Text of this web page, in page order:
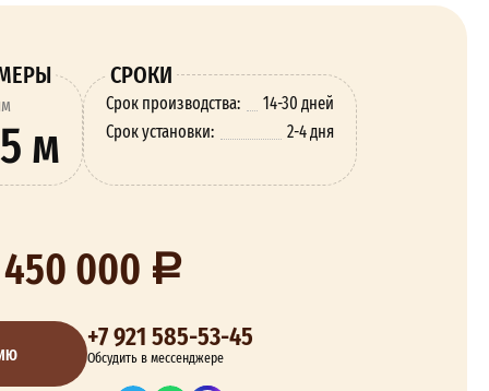
м
СРОКИ
Срок производства:
14-30 дней
Срок установки:
2-4 дня
000
+7 921 585-53-45
Обсудить в мессенджере